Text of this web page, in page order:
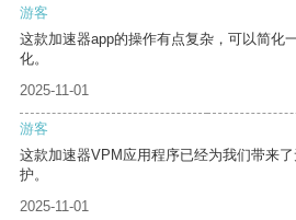
游客
这款加速器app的操作有点复杂，可以简化
化。
2025-11-01
游客
这款加速器VPM应用程序已经为我们带来
护。
2025-11-01